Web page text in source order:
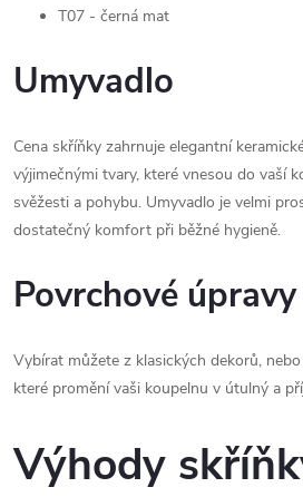
T07 - černá mat
Umyvadlo
Cena skříňky zahrnuje elegantní
výjimečnými tvary, které vnesou do vaší
svěžesti a pohybu. Umyvadlo je velmi
dostatečný komfort při běžné hygieně.
Povrchové úpravy
Vybírat můžete z klasických dekorů,
které promění vaši koupelnu v útulný a
Výhody